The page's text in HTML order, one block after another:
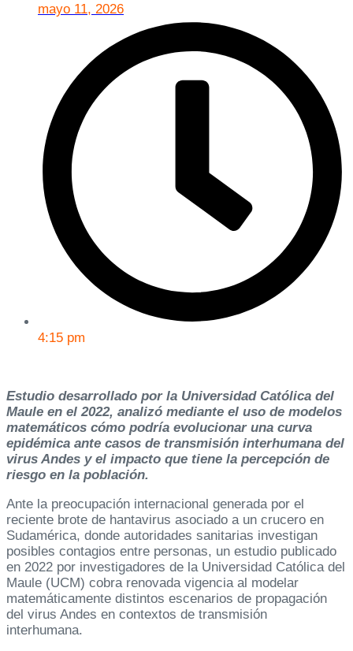
mayo 11, 2026
4:15 pm
Estudio desarrollado por la Universidad Católica del
Maule en el 2022, analizó mediante el uso de modelos
matemáticos cómo podría evolucionar una curva
epidémica ante casos de transmisión interhumana del
virus Andes y el impacto que tiene la percepción de
riesgo en la población.
Ante la preocupación internacional generada por el
reciente brote de hantavirus asociado a un crucero en
Sudamérica, donde autoridades sanitarias investigan
posibles contagios entre personas, un estudio publicado
en 2022 por investigadores de la Universidad Católica del
Maule (UCM) cobra renovada vigencia al modelar
matemáticamente distintos escenarios de propagación
del virus Andes en contextos de transmisión
interhumana.